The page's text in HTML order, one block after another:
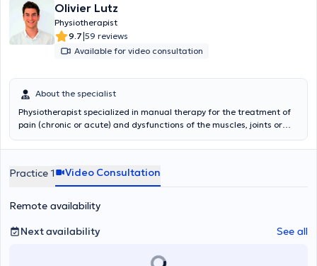
Olivier Lutz
Physiotherapist
9.7|59 reviews
Available for video consultation
About the specialist
Physiotherapist specialized in manual therapy for the treatment of
pain (chronic or acute) and dysfunctions of the muscles, joints or
also treatment of the sportsman to accompany him so that it finds
Practice 1 Video Consultation
Remote availability
Next availability
See all